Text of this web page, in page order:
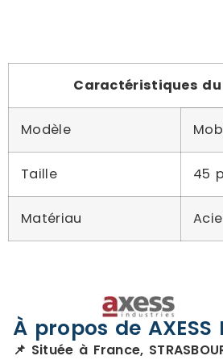
Caractéristiques
Modèle
Taille 45
Matériau
À propos de AXESS
📌 Située à France,